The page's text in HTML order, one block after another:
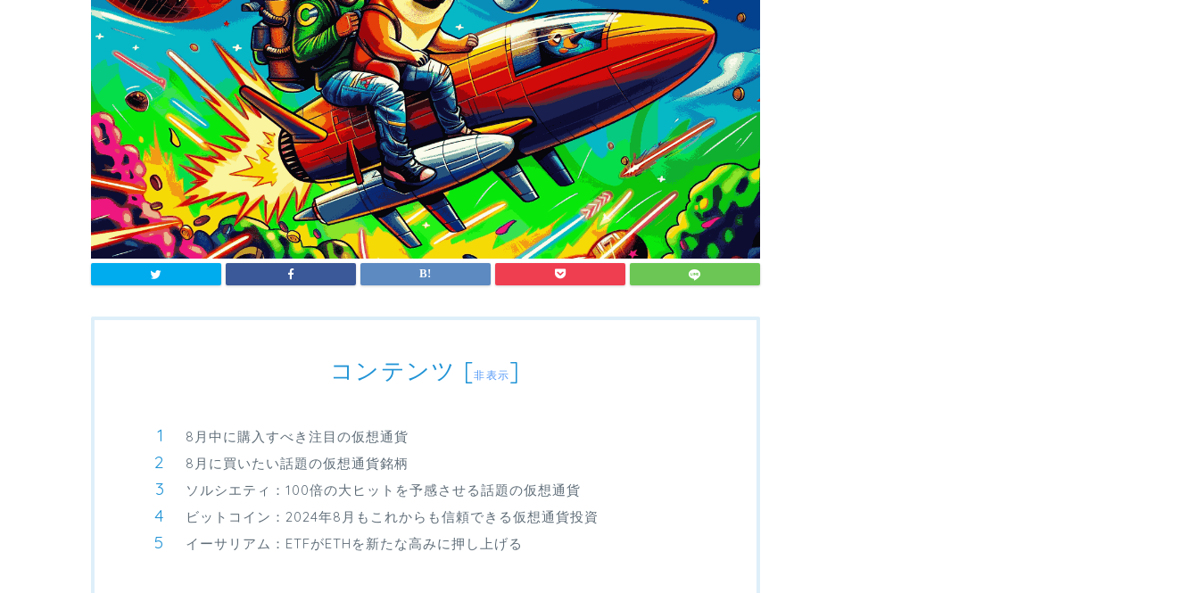
コンテンツ [非表示]
8月中に購入すべき注目の仮想通貨
8月に買いたい話題の仮想通貨銘柄
ソルシエティ：100倍の大ヒットを予感させる話題の仮想通貨
ビットコイン：2024年8月もこれからも信頼できる仮想通貨投資
イーサリアム：ETFがETHを新たな高みに押し上げる